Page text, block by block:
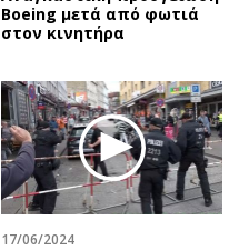
Boeing μετά από φωτιά
στον κινητήρα
17/06/2024